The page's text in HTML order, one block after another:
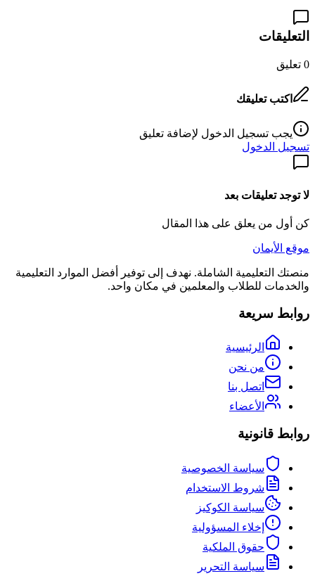
التعليقات
0 تعليق
اكتب تعليقك
يجب تسجيل الدخول لإضافة تعليق
تسجيل الدخول
لا توجد تعليقات بعد
كن أول من يعلق على هذا المقال
موقع الأيمان
منصتك التعليمية الشاملة. نهدف إلى توفير أفضل الموارد التعليمية
والخدمات للطلاب والمعلمين في مكان واحد.
روابط سريعة
الرئيسية
من نحن
اتصل بنا
الأعضاء
روابط قانونية
سياسة الخصوصية
شروط الاستخدام
سياسة الكوكيز
إخلاء المسؤولية
حقوق الملكية
سياسة التحرير